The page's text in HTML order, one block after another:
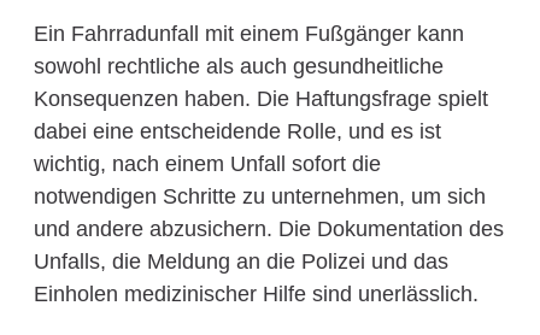
Ein Fahrradunfall mit einem Fußgänger kann
sowohl rechtliche als auch gesundheitliche
Konsequenzen haben. Die Haftungsfrage spielt
dabei eine entscheidende Rolle, und es ist
wichtig, nach einem Unfall sofort die
notwendigen Schritte zu unternehmen, um sich
und andere abzusichern. Die Dokumentation des
Unfalls, die Meldung an die Polizei und das
Einholen medizinischer Hilfe sind unerlässlich.